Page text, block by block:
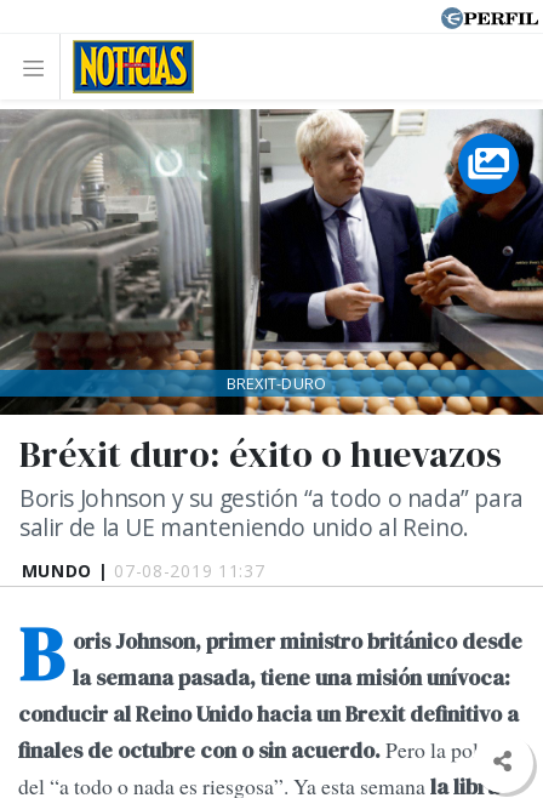
MUNDO | 07-08-2019 11:37
Bréxit duro: éxito o huevazos
Boris Johnson y su gestión “a todo o nada” para
salir de la UE manteniendo unido al Reino.
BREXIT-DURO
B oris Johnson, primer ministro británico desde
la semana pasada, tiene una misión unívoca:
conducir al Reino Unido hacia un Brexit definitivo a
finales de octubre con o sin acuerdo.Pero la política
del “a todo o nada es riesgosa”. Ya esta semanala libra